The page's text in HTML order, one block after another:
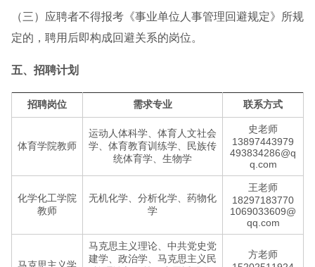
（三）应聘者不得报考《事业单位人事管理回避规定》所规
定的，聘用后即构成回避关系的岗位。
五、招聘计划
招聘岗位 需求专业 联系方式
体育学院教师
运动人体科学、体育人文社会
学、体育教育训练学、民族传
统体育学、生物学
史老师
13897443979
493834286@q
q.com
化学化工学院
教师
无机化学、分析化学、药物化
学
王老师
18297183770
1069033609@
qq.com
马克思主义理论、中共党史党
建学、政治学、马克思主义民
方老师